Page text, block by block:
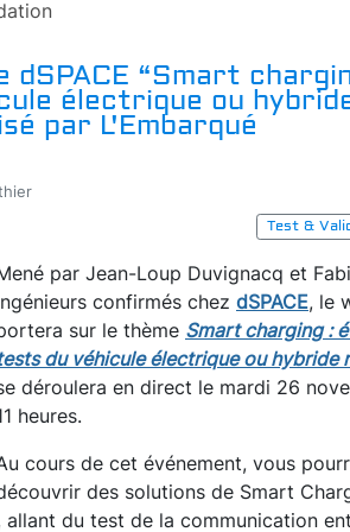
dSPACE “Smart
électrique ou
par L'Embarqué
Test &
par Jean-Loup Duvignacq et
confirmés chez dSPACE, le
sur le thème Smart charging :
du véhicule électrique ou hybride
déroulera en direct le mardi 26
heures.
cours de cet événement, vous
des solutions de Smart
du test de la communication